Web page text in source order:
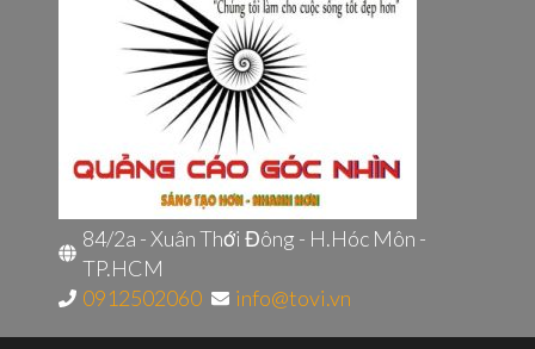
84/2a - Xuân Thới Đông - H.Hóc Môn -
TP.HCM
0912502060
info@tovi.vn